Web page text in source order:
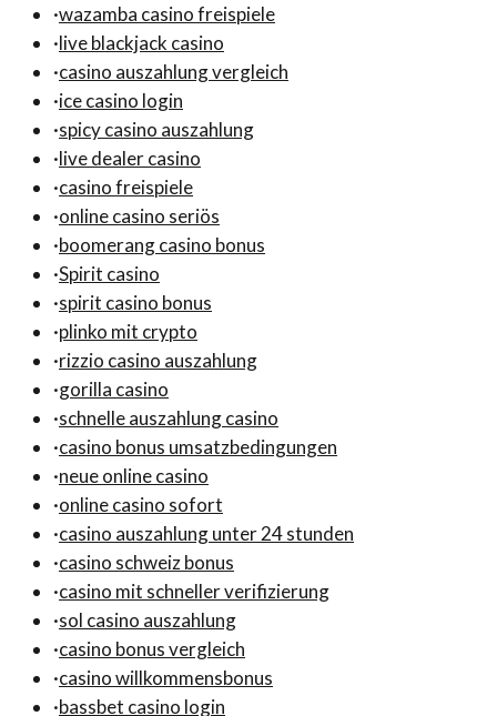
·wazamba casino freispiele
·live blackjack casino
·casino auszahlung vergleich
·ice casino login
·spicy casino auszahlung
·live dealer casino
·casino freispiele
·online casino seriös
·boomerang casino bonus
·Spirit casino
·spirit casino bonus
·plinko mit crypto
·rizzio casino auszahlung
·gorilla casino
·schnelle auszahlung casino
·casino bonus umsatzbedingungen
·neue online casino
·online casino sofort
·casino auszahlung unter 24 stunden
·casino schweiz bonus
·casino mit schneller verifizierung
·sol casino auszahlung
·casino bonus vergleich
·casino willkommensbonus
·bassbet casino login